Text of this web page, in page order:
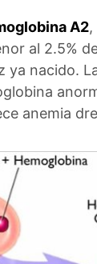
A2
al 2.5%
ya nacido.
anemia